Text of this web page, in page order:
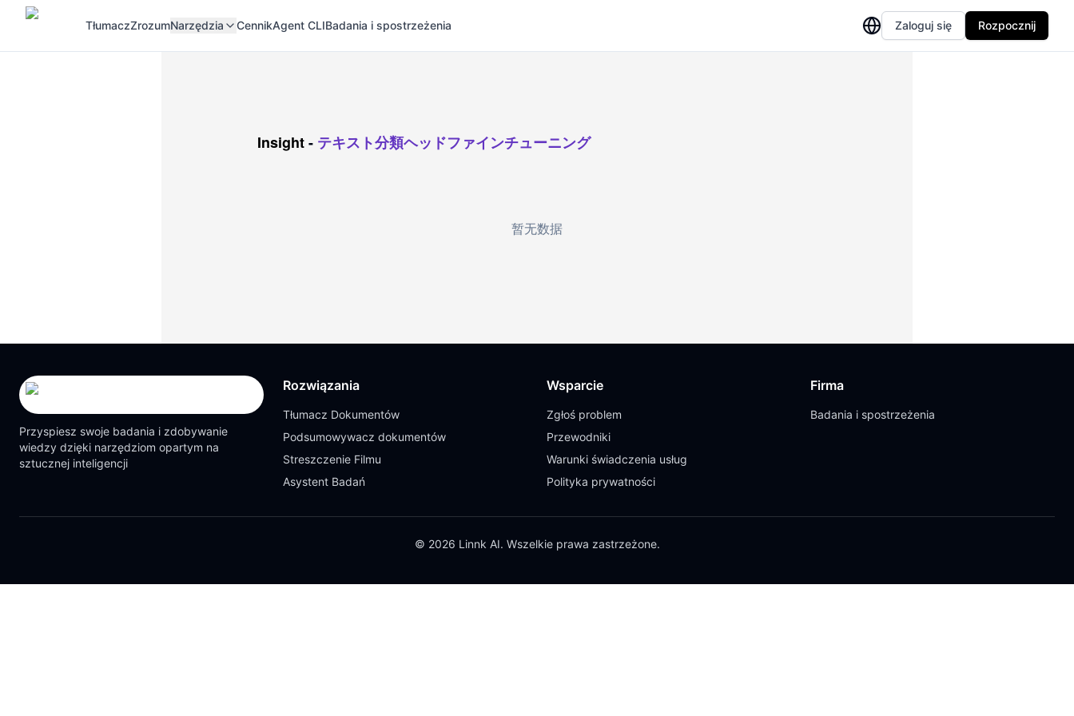
TłumaczZrozumNarzędzia CennikAgent CLIBadania i spostrzeżenia Zaloguj się Rozpocznij
Insight- テキスト分類ヘッドファインチューニング
暂无数据
Przyspiesz swoje badania i zdobywanie
wiedzy dzięki narzędziom opartym na
sztucznej inteligencji
Rozwiązania
Tłumacz Dokumentów
Podsumowywacz dokumentów
Streszczenie Filmu
Asystent Badań
Wsparcie
Zgłoś problem
Przewodniki
Warunki świadczenia usług
Polityka prywatności
Firma
Badania i spostrzeżenia
© 2026 Linnk AI. Wszelkie prawa zastrzeżone.